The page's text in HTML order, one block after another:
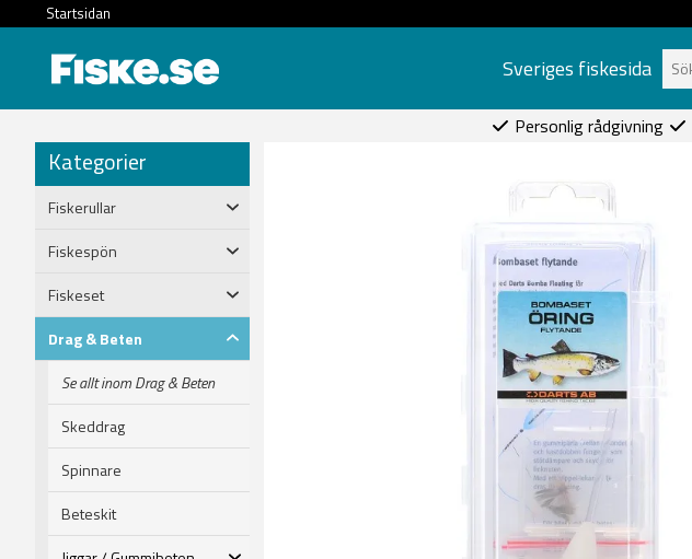
Startsidan
Sveriges fiskesida
Personlig rådgivning
Kategorier
Fiskerullar
Fiskespön
Fiskeset
Drag & Beten
Se allt inom Drag & Beten
Skeddrag
Spinnare
Beteskit